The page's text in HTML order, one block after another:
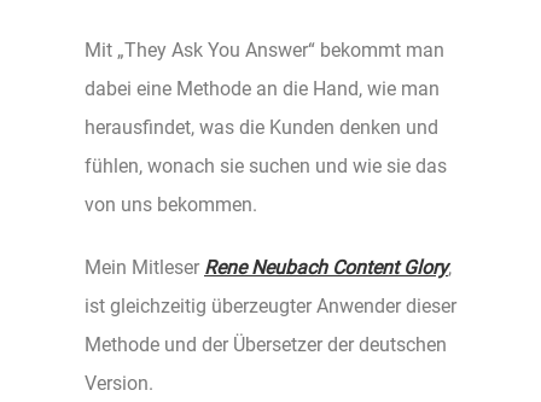
Mit „They Ask You Answer“ bekommt man
dabei eine Methode an die Hand, wie man
herausfindet, was die Kunden denken und
fühlen, wonach sie suchen und wie sie das
von uns bekommen.
Mein Mitleser Rene Neubach Content Glory,
ist gleichzeitig überzeugter Anwender dieser
Methode und der Übersetzer der deutschen
Version.